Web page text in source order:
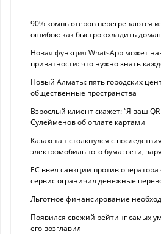
90% компьютеров перегреваются
ошибок: как быстро охладить
Новая функция WhatsApp может
приватности: что нужно знать
Новый Алматы: пять городских
общественные пространства
Взрослый клиент скажет: “Я ваш
Сулейменов об оплате картами
Казахстан столкнулся с
электромобильного бума: сети,
ЕС ввел санкции против
сервис ограничил денежные
Льготное финансирование
Появился свежий рейтинг самых
его возглавил